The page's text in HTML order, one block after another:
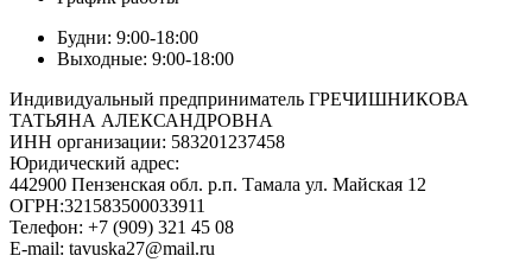
Будни: 9:00-18:00
Выходные: 9:00-18:00
Индивидуальный предприниматель ГРЕЧИШНИКОВА
ТАТЬЯНА АЛЕКСАНДРОВНА
ИНН организации: 583201237458
Юридический адрес:
442900 Пензенская обл. р.п. Тамала ул. Майская 12
ОГРН:321583500033911
Телефон: +7 (909) 321 45 08
E-mail: tavuska27@mail.ru